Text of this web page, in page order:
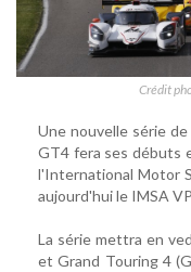
Crédit
Une nouvelle série
GT4 fera ses débuts
l'International Motor
aujourd'hui le IMSA
La série mettra en
et Grand Touring 4